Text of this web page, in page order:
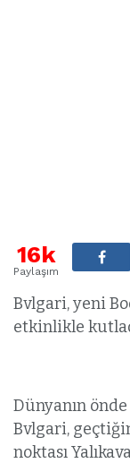
16k
Paylaşım
Bvlgari, yeni
etkinlikle
Dünyanın
Bvlgari,
noktası